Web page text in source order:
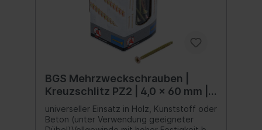
BGS Mehrzweckschrauben |
Kreuzschlitz PZ2 | 4,0 x 60 mm |
110 Stück
universeller Einsatz in Holz, Kunststoff oder
Beton (unter Verwendung geeigneter